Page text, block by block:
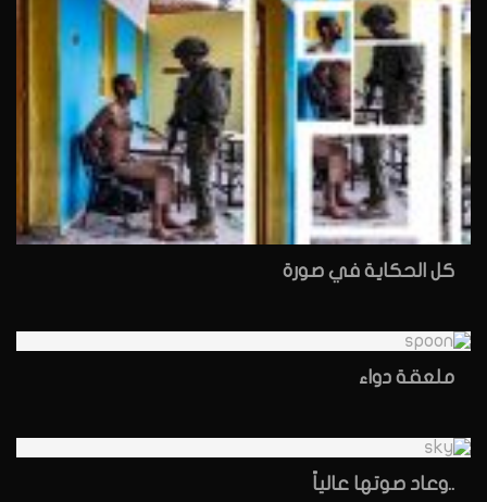
كل الحكاية في صورة
ملعقة دواء
..وعاد صوتها عالياً